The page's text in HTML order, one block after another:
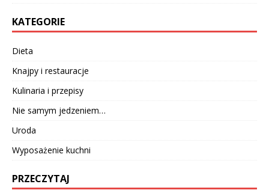
KATEGORIE
Dieta
Knajpy i restauracje
Kulinaria i przepisy
Nie samym jedzeniem…
Uroda
Wyposażenie kuchni
PRZECZYTAJ